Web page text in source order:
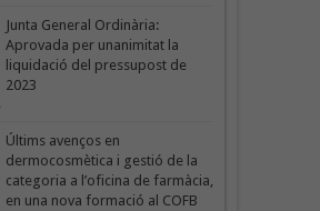
Junta General Ordinària:
Aprovada per unanimitat la
liquidació del pressupost de
2023
Últims avenços en
dermocosmètica i gestió de la
categoria a l’oficina de farmàcia,
en una nova formació al COFB